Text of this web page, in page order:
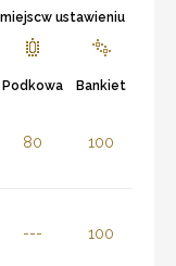
ustawieniu
Podkowa Bankiet
80 100
--- 100